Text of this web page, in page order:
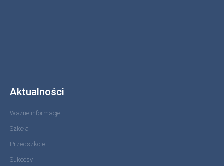
Aktualności
Ważne informacje
Szkoła
Przedszkole
Sukcesy